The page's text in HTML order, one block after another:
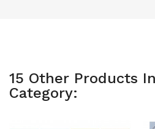
15 Other Products
Category: